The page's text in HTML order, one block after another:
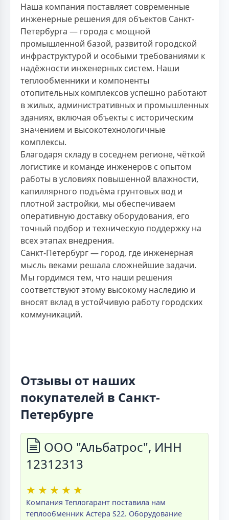
Наша компания поставляет современные
инженерные решения для объектов Санкт-
Петербурга — города с мощной
промышленной базой, развитой городской
инфраструктурой и особыми требованиями к
надёжности инженерных систем. Наши
теплообменники и компоненты
отопительных комплексов успешно работают
в жилых, административных и промышленных
зданиях, включая объекты с историческим
значением и высокотехнологичные
комплексы.
Благодаря складу в соседнем регионе, чёткой
логистике и команде инженеров с опытом
работы в условиях повышенной влажности,
капиллярного подъёма грунтовых вод и
плотной застройки, мы обеспечиваем
оперативную доставку оборудования, его
точный подбор и техническую поддержку на
всех этапах внедрения.
Санкт-Петербург — город, где инженерная
мысль веками решала сложнейшие задачи.
Мы гордимся тем, что наши решения
соответствуют этому высокому наследию и
вносят вклад в устойчивую работу городских
коммуникаций.
Отзывы от наших
покупателей в Санкт-
Петербурге
ООО "Альбатрос", ИНН
12312313
★ ★ ★ ★ ★
Компания Теплогарант поставила нам
теплообменник Астера S22. Оборудование